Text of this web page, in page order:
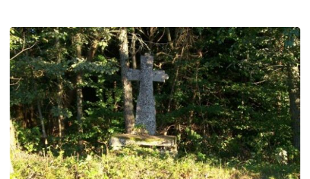
Polska
Chamy?
Debata
o
wiejskości”